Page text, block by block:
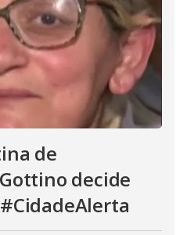
de
decide